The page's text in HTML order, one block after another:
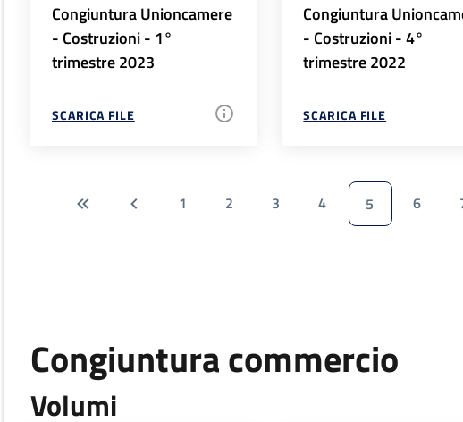
Congiuntura Unioncamere
- Costruzioni - 1°
trimestre 2023
SCARICA FILE
Congiuntura
- Costruzioni - 4°
trimestre 2022
SCARICA FILE
1 2 3 4 5 6
Congiuntura commercio
Volumi